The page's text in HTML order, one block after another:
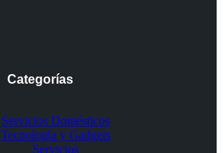
Categorías
Servicios Domésticos
Tecnología y Gadgets
Servicios